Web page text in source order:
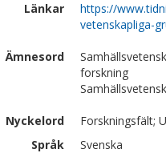
Länkar
https://
vetenskapliga-
Ämnesord
forskning
Nyckelord
Forskningsfält;
Språk
Svenska